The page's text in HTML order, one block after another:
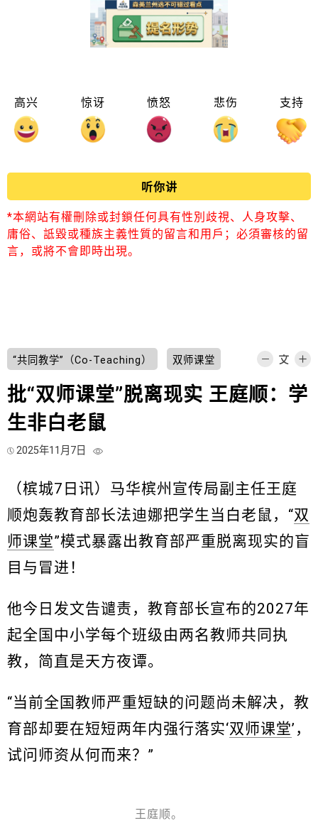
高兴 惊讶 愤怒 悲伤 支持
听你讲
*本網站有權刪除或封鎖任何具有性別歧視、人身攻擊、
庸俗、詆毀或種族主義性質的留言和用戶；必須審核的留
言，或將不會即時出現。
“共同教学”（Co-Teaching） 双师课堂
批“双师课堂”脱离现实 王庭顺：学
生非白老鼠
2025年11月7日
（槟城7日讯）马华槟州宣传局副主任王庭
顺炮轰教育部长法迪娜把学生当白老鼠，“双
师课堂”模式暴露出教育部严重脱离现实的盲
目与冒进！
他今日发文告谴责，教育部长宣布的2027年
起全国中小学每个班级由两名教师共同执
教，简直是天方夜谭。
“当前全国教师严重短缺的问题尚未解决，教
育部却要在短短两年内强行落实‘双师课堂’，
试问师资从何而来？”
王庭顺。